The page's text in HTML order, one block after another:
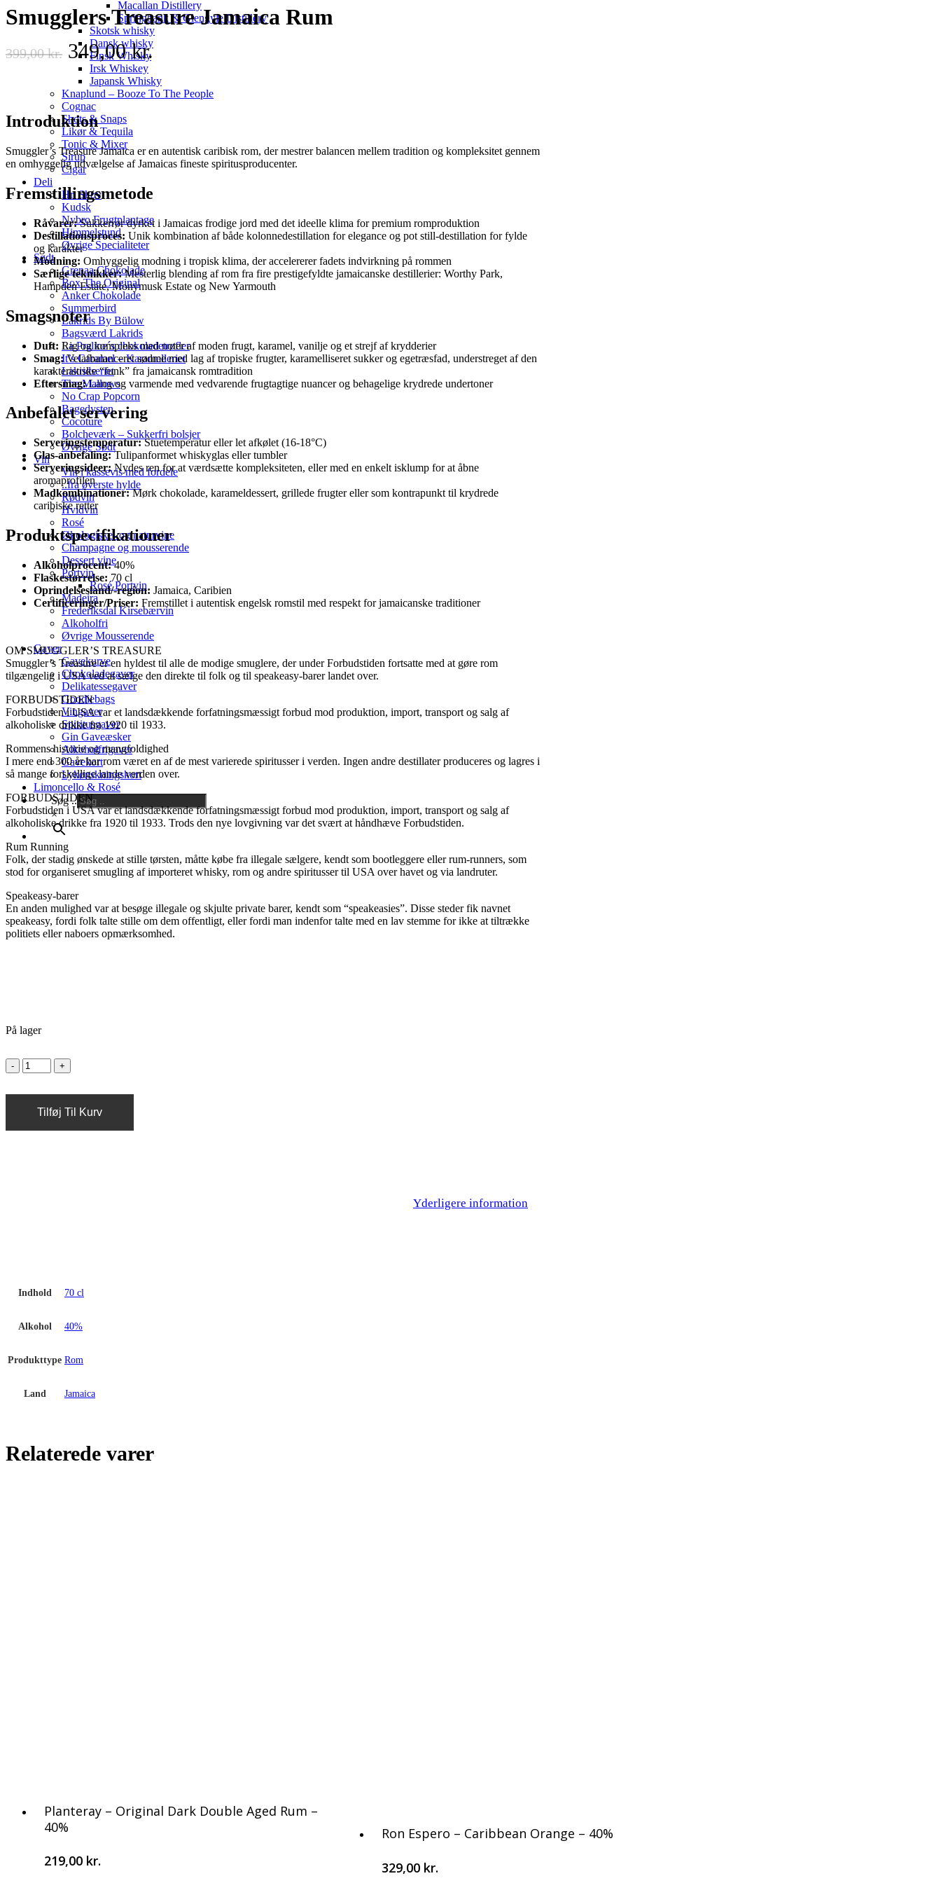
Macallan Distillery
Springbank & Glengyle Distillery
Skotsk whisky
Dansk whisky
Finsk Whisky
Irsk Whiskey
Japansk Whisky
Knaplund – Booze To The People
Cognac
Shots & Snaps
Likør & Tequila
Tonic & Mixer
Sirup
Cigar
Deli
Hr. Skov
Kudsk
Nybro Frugtplantage
Himmelstund
Øvrige Specialiteter
Sødt
Grenaa Chokolade
Box The Original
Anker Chokolade
Summerbird
Lakrids By Bülow
Bagsværd Lakrids
La Praline´s chokoladetrøfler
It’s Caramel – Karamelleriet
Lakridseriet
The Mallows
No Crap Popcorn
Bagedysten
Cocoture
Bolcheværk – Sukkerfri bolsjer
Øvrige Sødt
Vin
Vin i kassevis med fordele
..fra øverste hylde
Rødvin
Hvidvin
Rosé
Økologiske- og naturvine
Champagne og mousserende
Dessert vine
Portvin
Rosé Portvin
Madeira
Frederiksdal Kirsebærvin
Alkoholfri
Øvrige Mousserende
Gaver
Gavekurve
Chokoladegaver
Delikatessegaver
Goodiebags
Vingaver
Spiritusgaver
Gin Gaveæsker
Alkoholfrigaver
Gavekort
Lykønskningskort
Limoncello & Rosé
Søg ..
×
Smugglers Treasure Jamaica Rum
399,00kr. Original
price
was:
399,00 kr..
349,00kr.Current
is:
Introduktion
Smuggler’s Treasure Jamaica er en autentisk caribisk rom, der mestrer balancen mellem tradition og kompleksitet gennem
en omhyggelig udvælgelse af Jamaicas fineste spiritusproducenter.
Fremstillingsmetode
Råvarer:Sukkerrør dyrket i Jamaicas frodige jord med det ideelle klima for premium romproduktion
Destillationsproces: Unik kombination af både kolonnedestillation for elegance og pot still-destillation for fylde
og karakter
Modning: Omhyggelig modning i tropisk klima, der accelererer fadets indvirkning på rommen
Særlige teknikker:Mesterlig blending af rom fra fire prestigefyldte jamaicanske destillerier: Worthy Park,
Hampden Estate, Monymusk Estate og New Yarmouth
Smagsnoter
Duft: Rig og kompleks med noter af moden frugt, karamel, vanilje og et strejf af krydderier
Smag:Velafbalanceret sødme med lag af tropiske frugter, karamelliseret sukker og egetræsfad, understreget af den
karakteristiske “funk” fra jamaicansk romtradition
Eftersmag:Lang og varmende med vedvarende frugtagtige nuancer og behagelige krydrede undertoner
Anbefalet servering
Serveringstemperatur:Stuetemperatur eller let afkølet (16-18°C)
Glas-anbefaling:Tulipanformet whiskyglas eller tumbler
Serveringsideer:Nydes ren for at værdsætte kompleksiteten, eller med en enkelt isklump for at åbne
aromaprofilen
Madkombinationer:Mørk chokolade, karameldessert, grillede frugter eller som kontrapunkt til krydrede
caribiske retter
Produktspecifikationer
Alkoholprocent:40%
Flaskestørrelse: 70 cl
Oprindelsesland/-region: Jamaica, Caribien
Certificeringer/Priser: Fremstillet i autentisk engelsk romstil med respekt for jamaicanske traditioner
OM SMUGGLER’S TREASURE
Smuggler’s Treasure er en hyldest til alle de modige smuglere, der under Forbudstiden fortsatte med at gøre rom
tilgængelig i USA ved at sælge den direkte til folk og til speakeasy-barer landet over.
FORBUDSTIDEN
Forbudstiden i USA var et landsdækkende forfatningsmæssigt forbud mod produktion, import, transport og salg af
alkoholiske drikke fra 1920 til 1933.
Rommens historie og mangfoldighed
I mere end 300 år har rom været en af de mest varierede spiritusser i verden. Ingen andre destillater produceres og lagres i
så mange forskellige lande verden over.
FORBUDSTIDEN
Forbudstiden i USA var et landsdækkende forfatningsmæssigt forbud mod produktion, import, transport og salg af
alkoholiske drikke fra 1920 til 1933. Trods den nye lovgivning var det svært at håndhæve Forbudstiden.
Rum Running
Folk, der stadig ønskede at stille tørsten, måtte købe fra illegale sælgere, kendt som bootleggere eller rum-runners, som
stod for organiseret smugling af importeret whisky, rom og andre spiritusser til USA over havet og via landruter.
Speakeasy-barer
En anden mulighed var at besøge illegale og skjulte private barer, kendt som “speakeasies”. Disse steder fik navnet
speakeasy, fordi folk talte stille om dem offentligt, eller fordi man indenfor talte med en lav stemme for ikke at tiltrække
politiets eller naboers opmærksomhed.
På lager
Tilføj Til Kurv
Yderligere information
Indhold 70 cl
Alkohol 40%
Produkttype Rom
Land Jamaica
Relaterede varer
Tilføj Til Kurv
Planteray – Original Dark Double Aged Rum –
40%
219,00 kr.
Ron Espero – Caribbean Orange – 40%
329,00 kr.